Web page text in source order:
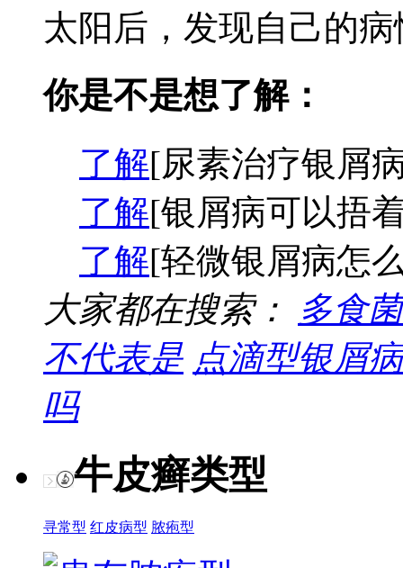
太阳后，发现自己的
你是不是想了解：
了解[尿素治疗银屑
了解[银屑病可以捂
了解[轻微银屑病怎
大家都在搜索：
多食
不代表是 点滴型银屑
吗
牛皮癣类型
寻常型 红皮病型 脓疱型